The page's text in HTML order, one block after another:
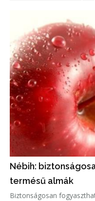
Nébih:
termésű almák
Biztonságosan